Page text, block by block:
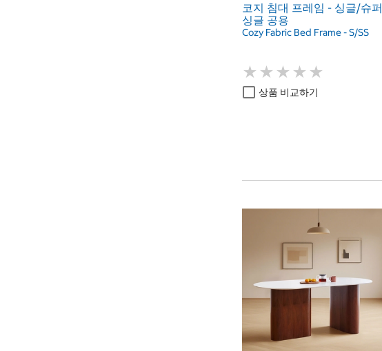
코지 침대 프레임 - 싱글/슈퍼
싱글 공용
Cozy Fabric Bed Frame - S/SS
★ ★ ★ ★ ★
★ ★ ★ ★ ★
상품 비교하기